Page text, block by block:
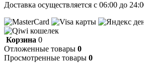
Доставка осуществляется с 06:00 до
Корзина 0
Отложенные товары 0
Просмотренные товары 0